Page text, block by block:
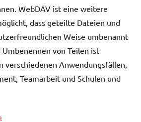
WebDAV ist eine weitere
dass geteilte Dateien und
Weise umbenannt
von Teilen ist
verschiedenen Anwendungsfällen,
Teamarbeit und Schulen und